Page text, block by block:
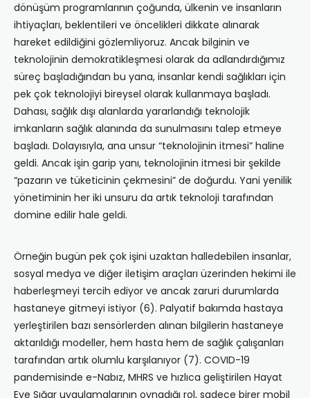
dönüşüm programlarının çoğunda, ülkenin ve insanların
ihtiyaçları, beklentileri ve öncelikleri dikkate alınarak
hareket edildiğini gözlemliyoruz. Ancak bilginin ve
teknolojinin demokratikleşmesi olarak da adlandırdığımız
süreç başladığından bu yana, insanlar kendi sağlıkları için
pek çok teknolojiyi bireysel olarak kullanmaya başladı.
Dahası, sağlık dışı alanlarda yararlandığı teknolojik
imkanların sağlık alanında da sunulmasını talep etmeye
başladı. Dolayısıyla, ana unsur “teknolojinin itmesi” haline
geldi. Ancak işin garip yanı, teknolojinin itmesi bir şekilde
“pazarın ve tüketicinin çekmesini” de doğurdu. Yani yenilik
yönetiminin her iki unsuru da artık teknoloji tarafından
domine edilir hale geldi.
Örneğin bugün pek çok işini uzaktan halledebilen insanlar,
sosyal medya ve diğer iletişim araçları üzerinden hekimi ile
haberleşmeyi tercih ediyor ve ancak zaruri durumlarda
hastaneye gitmeyi istiyor (6). Palyatif bakımda hastaya
yerleştirilen bazı sensörlerden alınan bilgilerin hastaneye
aktarıldığı modeller, hem hasta hem de sağlık çalışanları
tarafından artık olumlu karşılanıyor (7). COVID-19
pandemisinde e-Nabız, MHRS ve hızlıca geliştirilen Hayat
Eve Sığar uygulamalarının oynadığı rol, sadece birer mobil